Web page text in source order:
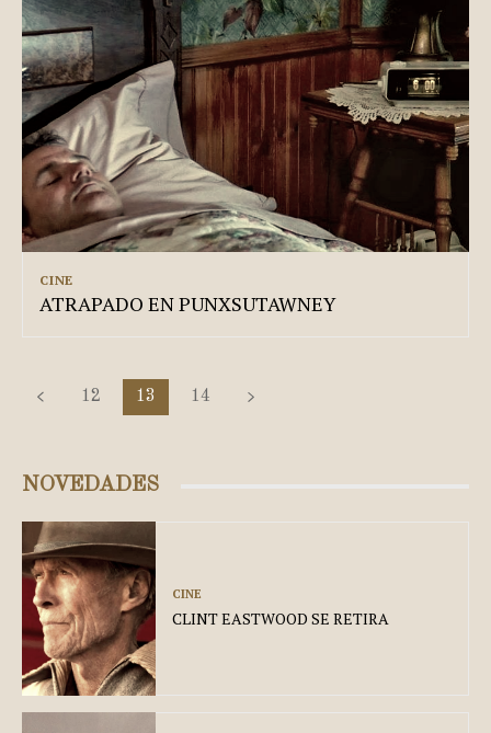
CINE
ATRAPADO EN PUNXSUTAWNEY
12 13 14
NOVEDADES
CINE
CLINT EASTWOOD SE RETIRA